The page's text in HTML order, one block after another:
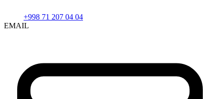
+998 71 207 04 04
EMAIL